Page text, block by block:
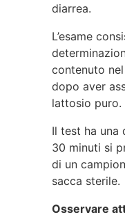
diarrea.
L’esame
contenuto
dopo aver
lattosio puro.
Il test ha una
30 minuti si
di un
sacca sterile.
Osservare